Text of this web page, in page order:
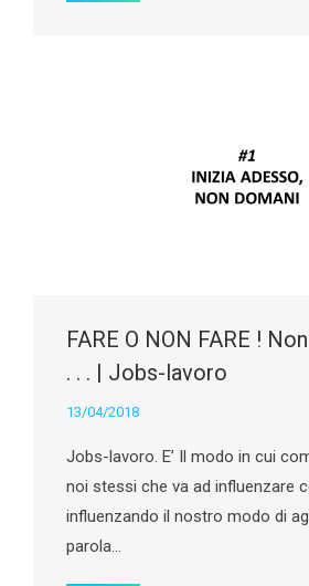
FARE O NON FARE !
. . . | Jobs-lavoro
13/04/2018
Jobs-lavoro. E’ Il modo in cui
noi stessi che va ad influenzare
influenzando il nostro modo di
parola…